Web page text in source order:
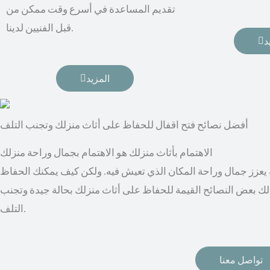
تقديم المساعدة في أسرع وقت ممكن من
المزيد
أفضل نصائح فتح اقفال للحفاظ على أثاث منزلك وتجنب التلف
الاهتمام بأثاث منزلك هو الاهتمام بجمال وراحة منزلك
يعزز جمال وراحة المكان الذي تعيش فيه. ولكن كيف يمكنك الحفاظ
بعض النصائح القيمة للحفاظ على أثاث منزلك بحالة جيدة وتجنب
التلف.
تواصل معنا